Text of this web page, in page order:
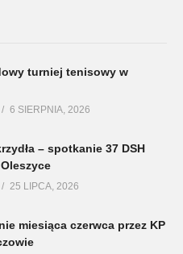
turniej tenisowy w
6 SIERPNIA, 2026
– spotkanie 37 DSH
25 LIPCA, 2026
miesiąca czerwca przez KP